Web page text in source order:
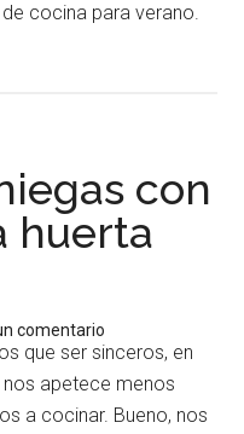
cocina para verano.
con
huerta
comentario
que ser sinceros, en
apetece menos
a cocinar. Bueno, nos